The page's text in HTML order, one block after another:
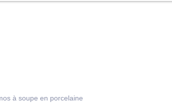
à soupe en porcelaine